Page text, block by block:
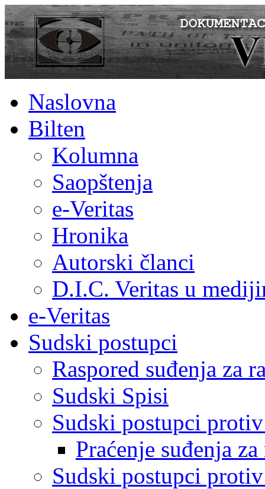
Naslovna
Bilten
Kolumna
Saopštenja
e-Veritas
Hronika
Autorski članci
D.I.C. Veritas u
e-Veritas
Sudski postupci
Raspored suđenja za
Sudski Spisi
Sudski postupci
Praćenje suđenja
Sudski postupci